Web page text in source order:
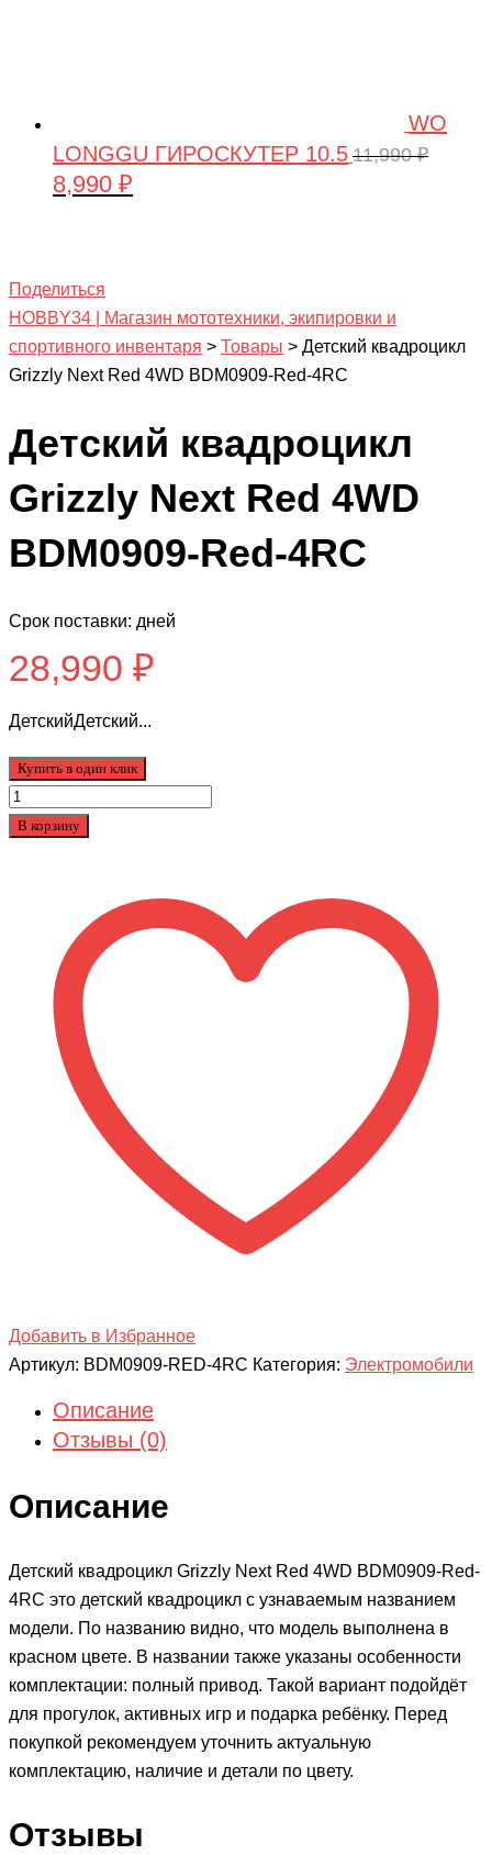
WO
LONGGU ГИРОСКУТЕР 10.5 11,990₽
Первоначальная
8,990 ₽
Поделиться
HOBBY34 | Магазин мототехники, экипировки и
спортивного инвентаря > Товары > Детский квадроцикл
Grizzly Next Red 4WD BDM0909-Red-4RC
Детский квадроцикл
Grizzly Next Red 4WD
BDM0909-Red-4RC
Срок поставки: дней
28,990 ₽
ДетскийДетский...
Купить в один клик
Количество
товара
BDM0909-
В корзину
Добавить в Избранное
Артикул: BDM0909-RED-4RC Категория: Электромобили
Описание
Отзывы (0)
Описание
Детский квадроцикл Grizzly Next Red 4WD BDM0909-Red-
4RC это детский квадроцикл с узнаваемым названием
модели. По названию видно, что модель выполнена в
красном цвете. В названии также указаны особенности
комплектации: полный привод. Такой вариант подойдёт
для прогулок, активных игр и подарка ребёнку. Перед
покупкой рекомендуем уточнить актуальную
комплектацию, наличие и детали по цвету.
Отзывы